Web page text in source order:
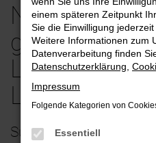
Neuwagen
günstig
Lieferservice
Leverkusen
Subaru Forester
einem späteren Zeitpunkt
Sie die Einwilligung
Weitere Informationen zum
Datenverarbeitung finden
Datenschutzerklärung
Impressum
Folgende Kategorien von
Essentiell